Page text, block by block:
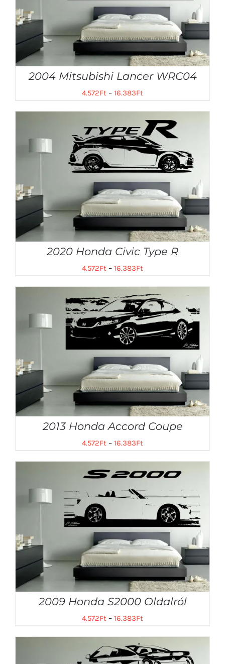
2004 Mitsubishi Lancer WRC04
4.572Ft – 16.383Ft
2020 Honda Civic Type R
4.572Ft – 16.383Ft
2013 Honda Accord Coupe
4.572Ft – 16.383Ft
2009 Honda S2000 Oldalról
4.572Ft – 16.383Ft